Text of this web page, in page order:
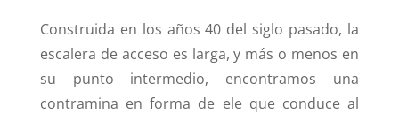
Construida en los años 40 del siglo pasado, la
escalera de acceso es larga, y más o menos en
su punto intermedio, encontramos una
contramina en forma de ele que conduce al